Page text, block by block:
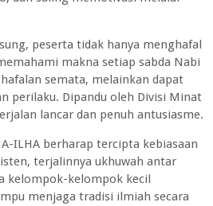
peserta tidak hanya menghafal
makna setiap sabda Nabi
semata, melainkan dapat
perilaku. Dipandu oleh Divisi Minat
lancar dan penuh antusiasme.
ILHA berharap tercipta kebiasaan
terjalinnya ukhuwah antar
kelompok-kelompok kecil
menjaga tradisi ilmiah secara